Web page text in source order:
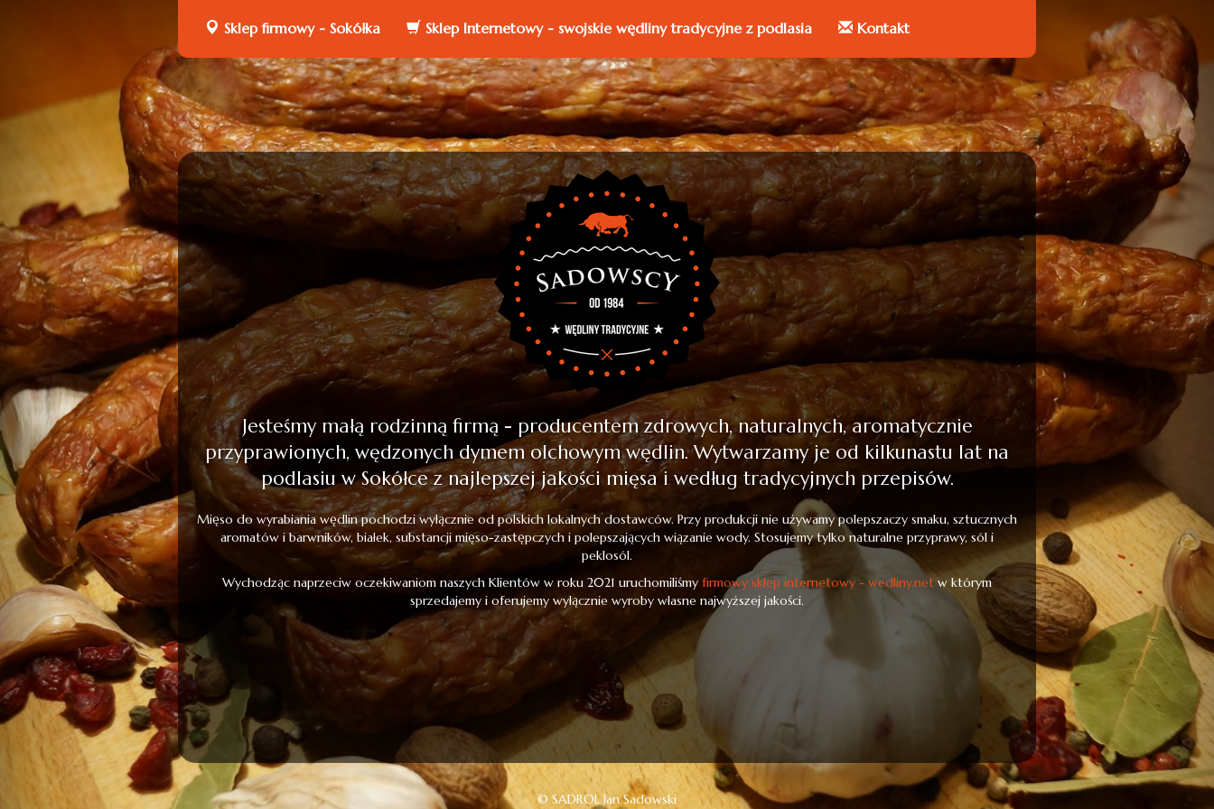
Sklep firmowy - Sokółka Sklep Internetowy - swojskie wędliny tradycyjne z podlasia Kontakt
Jesteśmy małą rodzinną firmą - producentem zdrowych, naturalnych, aromatycznie
przyprawionych, wędzonych dymem olchowym wędlin. Wytwarzamy je od kilkunastu lat na
podlasiu w Sokółce z najlepszej jakości mięsa i według tradycyjnych przepisów.
Mięso do wyrabiania wędlin pochodzi wyłącznie od polskich lokalnych dostawców. Przy produkcji nie używamy polepszaczy smaku, sztucznych
aromatów i barwników, białek, substancji mięso-zastępczych i polepszających wiązanie wody. Stosujemy tylko naturalne przyprawy, sól i
peklosól.
Wychodząc naprzeciw oczekiwaniom naszych Klientów w roku 2021 uruchomiliśmy firmowy sklep internetowy - wedliny.net w którym
sprzedajemy i oferujemy wyłącznie wyroby własne najwyższej jakości.
© SADROL Jan Sadowski